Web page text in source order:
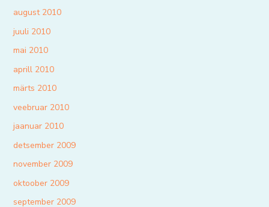
august 2010
juuli 2010
mai 2010
aprill 2010
märts 2010
veebruar 2010
jaanuar 2010
detsember 2009
november 2009
oktoober 2009
september 2009